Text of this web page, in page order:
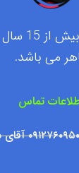
لوله
می باشد.
تماس